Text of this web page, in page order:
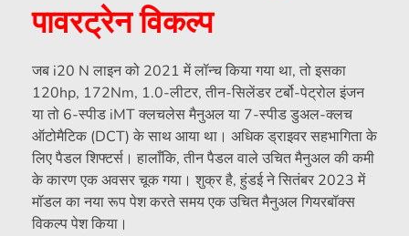
पावरट्रेन विकल्प
जब i20 N लाइन को 2021 में लॉन्च किया गया था, तो इसका
120hp, 172Nm, 1.0-लीटर, तीन-सिलेंडर टर्बो-पेट्रोल इंजन
या तो 6-स्पीड iMT क्लचलेस मैनुअल या 7-स्पीड डुअल-क्लच
ऑटोमैटिक (DCT) के साथ आया था। अधिक ड्राइवर सहभागिता के
लिए पैडल शिफ्टर्स। हालाँकि, तीन पैडल वाले उचित मैनुअल की कमी
के कारण एक अवसर चूक गया। शुक्र है, हुंडई ने सितंबर 2023 में
मॉडल का नया रूप पेश करते समय एक उचित मैनुअल गियरबॉक्स
विकल्प पेश किया।